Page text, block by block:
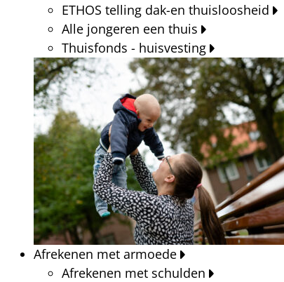
ETHOS telling dak-en thuisloosheid
Alle jongeren een thuis
Thuisfonds - huisvesting
Afrekenen met armoede
Afrekenen met schulden